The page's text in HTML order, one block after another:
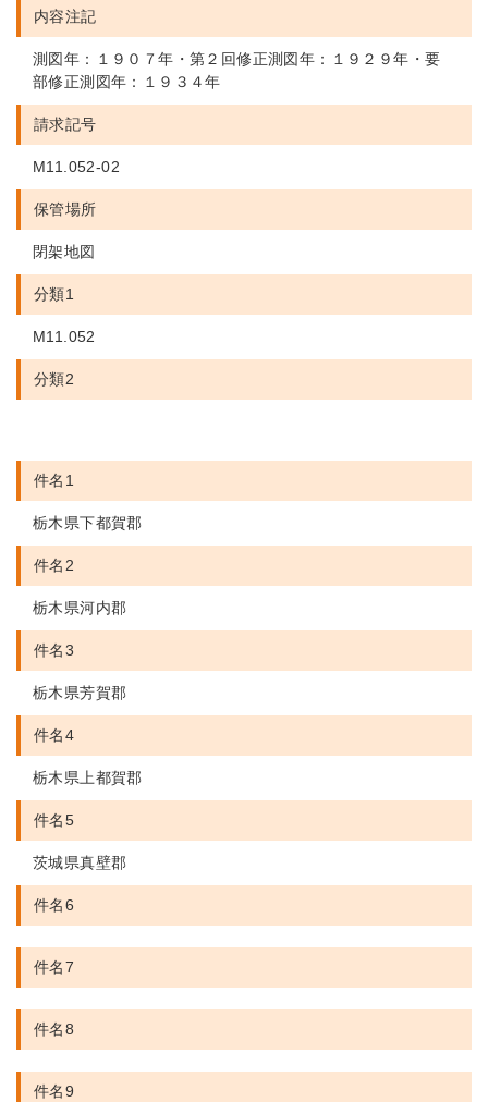
内容注記
測図年：１９０７年・第２回修正測図年：１９２９年・要
部修正測図年：１９３４年
請求記号
M11.052-02
保管場所
閉架地図
分類1
M11.052
分類2
件名1
栃木県下都賀郡
件名2
栃木県河内郡
件名3
栃木県芳賀郡
件名4
栃木県上都賀郡
件名5
茨城県真壁郡
件名6
件名7
件名8
件名9